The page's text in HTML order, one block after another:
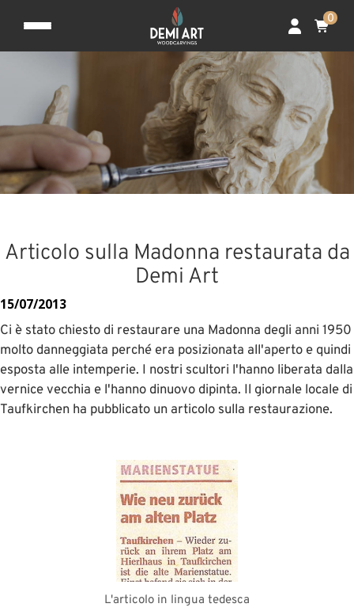
0
Articolo sulla Madonna restaurata da
Demi Art
15/07/2013
Ci è stato chiesto di restaurare una Madonna degli anni 1950
molto danneggiata perché era posizionata all'aperto e quindi
esposta alle intemperie. I nostri scultori l'hanno liberata dalla
vernice vecchia e l'hanno dinuovo dipinta. Il giornale locale di
Taufkirchen ha pubblicato un articolo sulla restaurazione.
L'articolo in lingua tedesca